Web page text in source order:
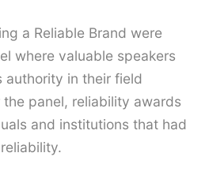
a Reliable Brand were
where valuable speakers
authority in their field
panel, reliability awards
and institutions that had